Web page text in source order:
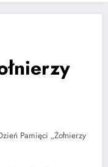
Pamięci „Żołnierzy